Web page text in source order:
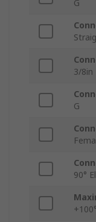
G
3/8in
G
90°